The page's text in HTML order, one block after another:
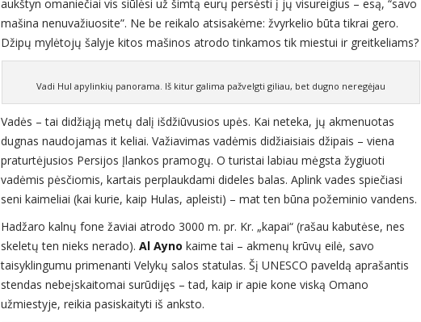
aukštyn omaniečiai vis siūlėsi už šimtą eurų persėsti į jų visureigius – esą, “savo
mašina nenuvažiuosite”. Ne be reikalo atsisakėme: žvyrkelio būta tikrai gero.
Džipų mylėtojų šalyje kitos mašinos atrodo tinkamos tik miestui ir greitkeliams?
Vadi Hul apylinkių panorama. Iš kitur galima pažvelgti giliau, bet dugno neregėjau
Vadės – tai didžiąją metų dalį išdžiūvusios upės. Kai neteka, jų akmenuotas
dugnas naudojamas it keliai. Važiavimas vadėmis didžiaisiais džipais – viena
praturtėjusios Persijos Įlankos pramogų. O turistai labiau mėgsta žygiuoti
vadėmis pėsčiomis, kartais perplaukdami dideles balas. Aplink vades spiečiasi
seni kaimeliai (kai kurie, kaip Hulas, apleisti) – mat ten būna požeminio vandens.
Hadžaro kalnų fone žaviai atrodo 3000 m. pr. Kr. „kapai“ (rašau kabutėse, nes
skeletų ten nieks nerado). Al Ayno kaime tai – akmenų krūvų eilė, savo
taisyklingumu primenanti Velykų salos statulas. Šį UNESCO paveldą aprašantis
stendas nebeįskaitomai surūdijęs – tad, kaip ir apie kone viską Omano
užmiestyje, reikia pasiskaityti iš anksto.